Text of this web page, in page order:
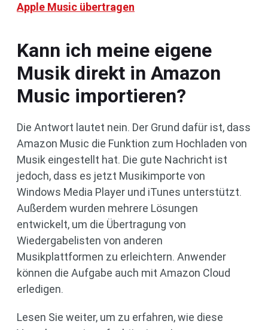
Apple Music übertragen
Kann ich meine eigene
Musik direkt in Amazon
Music importieren?
Die Antwort lautet nein. Der Grund dafür ist, dass
Amazon Music die Funktion zum Hochladen von
Musik eingestellt hat. Die gute Nachricht ist
jedoch, dass es jetzt Musikimporte von
Windows Media Player und iTunes unterstützt.
Außerdem wurden mehrere Lösungen
entwickelt, um die Übertragung von
Wiedergabelisten von anderen
Musikplattformen zu erleichtern. Anwender
können die Aufgabe auch mit Amazon Cloud
erledigen.
Lesen Sie weiter, um zu erfahren, wie diese